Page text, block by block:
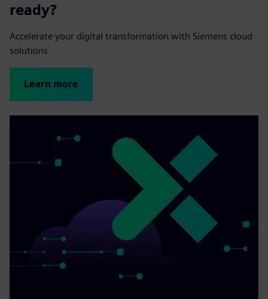
ready?
Accelerate your digital transformation with Siemens cloud
solutions
Learn more